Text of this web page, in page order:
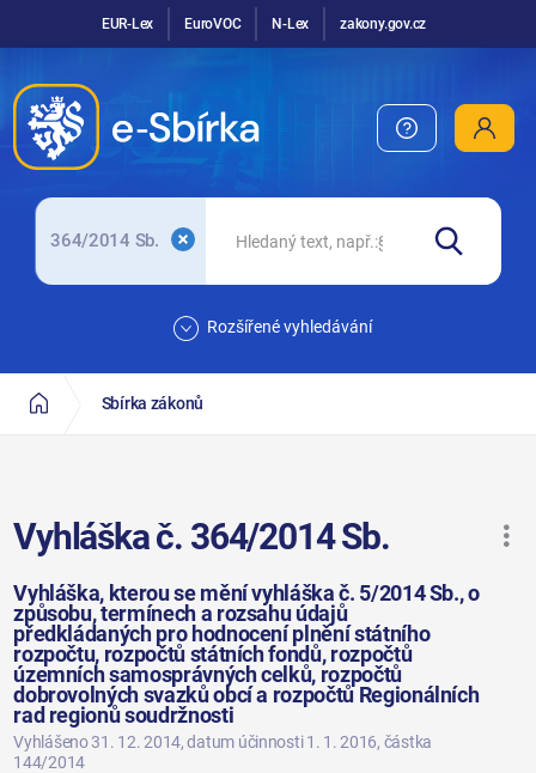
EUR-Lex EuroVOC N-Lex zakony.gov.cz
364/2014 Sb.
Rozšířené vyhledávání
Sbírka zákonů
Vyhláška č. 364/2014 Sb.
Vyhláška, kterou se mění vyhláška č. 5/2014 Sb., o
způsobu, termínech a rozsahu údajů
předkládaných pro hodnocení plnění státního
rozpočtu, rozpočtů státních fondů, rozpočtů
územních samosprávných celků, rozpočtů
dobrovolných svazků obcí a rozpočtů Regionálních
rad regionů soudržnosti
Vyhlášeno 31. 12. 2014, datum účinnosti 1. 1. 2016, částka
144/2014